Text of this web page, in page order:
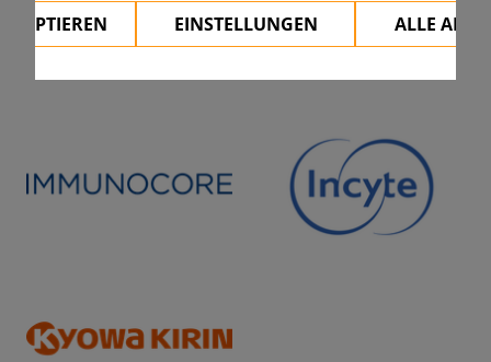
Dauer der Behandlung/ Therapieabbruch
Inhalt noch in Bearbeitung
Inhalt noch in Bearbeitung
Arzneimittelwirkungen (Auswahl, nicht nach
Inhalt noch in Bearbeitung
EINSTELLUNGEN ALLE